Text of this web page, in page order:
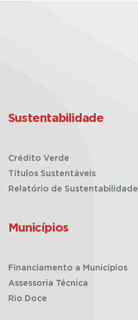
Sustentabilidade
Crédito Verde
Títulos Sustentáveis
Relatório de Sustentabilidade
Municípios
Financiamento a Municípios
Assessoria Técnica
Rio Doce